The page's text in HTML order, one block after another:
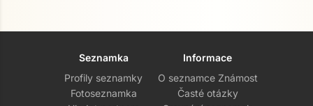
Seznamka
Profily seznamky
Fotoseznamka
Informace
O seznamce Známost
Časté otázky